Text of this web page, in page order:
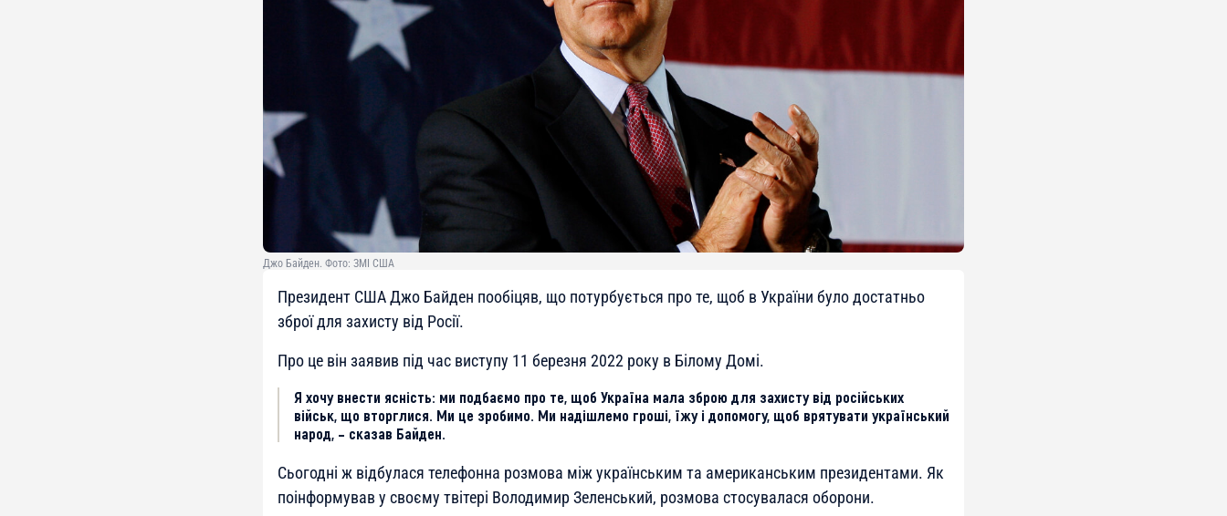
Джо Байден. Фото: ЗМІ США
Президент США Джо Байден пообіцяв, що потурбується про те, щоб в України було достатньо
зброї для захисту від Росії.
Про це він заявив під час виступу 11 березня 2022 року в Білому Домі.
Я хочу внести ясність: ми подбаємо про те, щоб Україна мала зброю для захисту від російських
військ, що вторглися. Ми це зробимо. Ми надішлемо гроші, їжу і допомогу, щоб врятувати український
народ, – сказав Байден.
Сьогодні ж відбулася телефонна розмова між українським та американським президентами. Як
поінформував у своєму твітері Володимир Зеленський, розмова стосувалася оборони.